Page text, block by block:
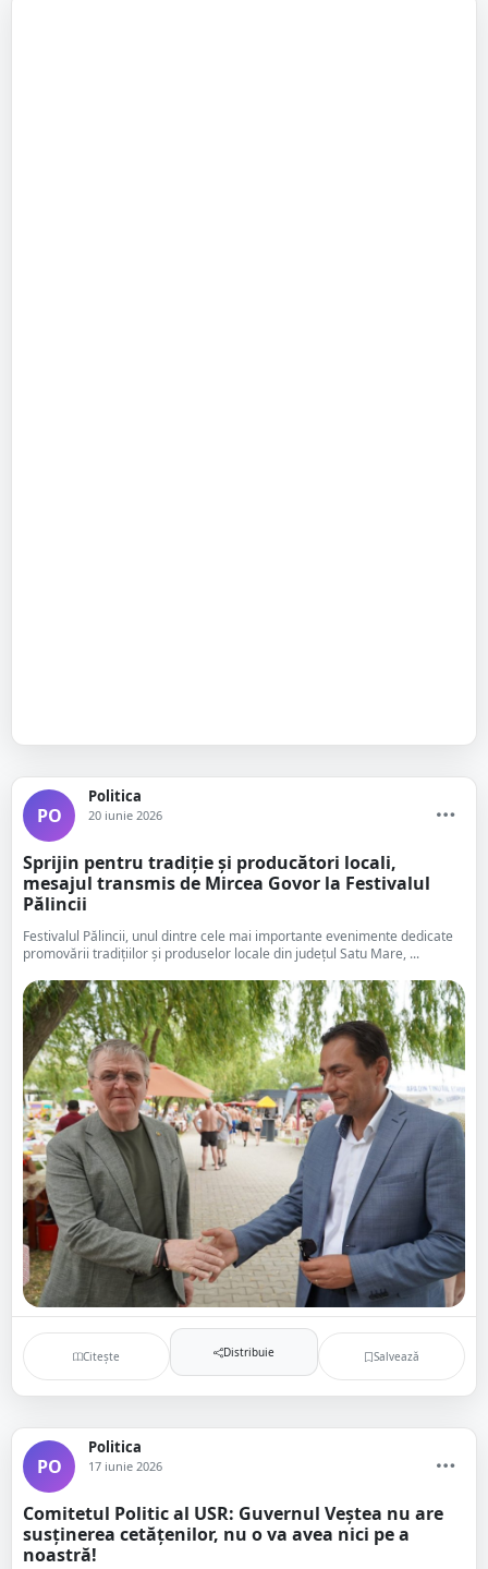
PO
Politica
20 iunie 2026
Sprijin pentru tradiție și producători locali,
mesajul transmis de Mircea Govor la Festivalul
Pălincii
Festivalul Pălincii, unul dintre cele mai importante evenimente dedicate
promovării tradițiilor și produselor locale din județul Satu Mare, ...
Citește Distribuie Salvează
PO
Politica
17 iunie 2026
Comitetul Politic al USR: Guvernul Veștea nu are
susținerea cetățenilor, nu o va avea nici pe a
noastră!